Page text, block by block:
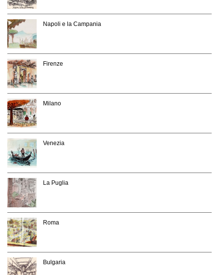
Napoli e la Campania
Firenze
Milano
Venezia
La Puglia
Roma
Bulgaria